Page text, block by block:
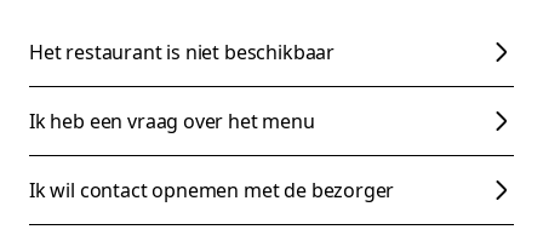
Het restaurant is niet beschikbaar
Ik heb een vraag over het menu
Ik wil contact opnemen met de bezorger